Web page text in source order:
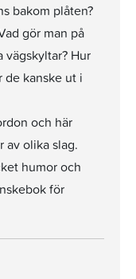
bakom plåten?
gör man på
vägskyltar? Hur
de kanske ut i
och här
av olika slag.
humor och
för